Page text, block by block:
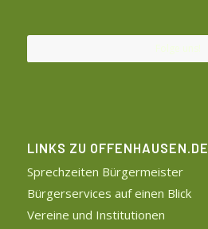
Folge uns!
LINKS ZU OFFENHAUSEN.DE
Sprechzeiten Bürgermeister
Bürgerservices auf einen Blick
Vereine und Institutionen